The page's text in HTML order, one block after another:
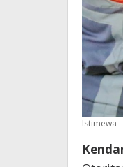
Istimewa